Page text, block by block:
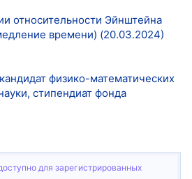
относительности Эйнштейна
времени) (20.03.2024)
физико-математических
стипендиат фонда
для зарегистрированных